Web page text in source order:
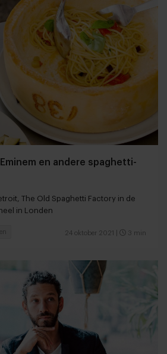
Eminem en andere spaghetti-
The Old Spaghetti Factory in de
in Londen
24 oktober 2021 3 min